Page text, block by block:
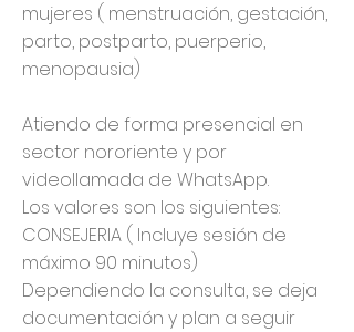
mujeres ( menstruación, gestación,
parto, postparto, puerperio,
menopausia)
Atiendo de forma presencial en
sector nororiente y por
videollamada de WhatsApp.
Los valores son los siguientes:
CONSEJERIA ( Incluye sesión de
máximo 90 minutos)
Dependiendo la consulta, se deja
documentación y plan a seguir